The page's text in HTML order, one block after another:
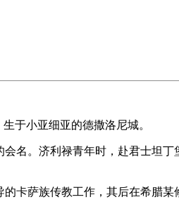
于小亚细亚的德撒洛尼城。
名。济利禄青年时，赴君士坦
卡萨族传教工作，其后在希腊某